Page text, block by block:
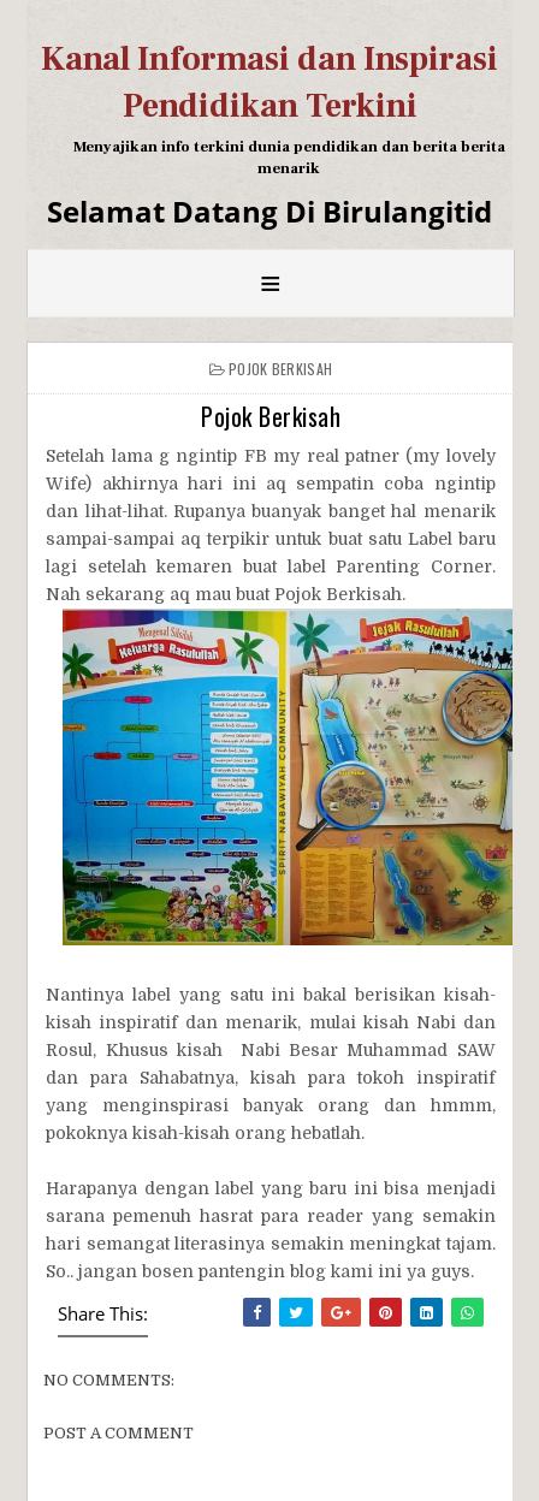
Kanal Informasi dan Inspirasi
Pendidikan Terkini
Menyajikan info terkini dunia pendidikan dan berita berita
menarik
Selamat Datang Di Birulangitid
≡
POJOK BERKISAH
Pojok Berkisah
Setelah lama g ngintip FB my real patner (my lovely
Wife) akhirnya hari ini aq sempatin coba ngintip
dan lihat-lihat. Rupanya buanyak banget hal menarik
sampai-sampai aq terpikir untuk buat satu Label baru
lagi setelah kemaren buat label Parenting Corner.
Nah sekarang aq mau buat Pojok Berkisah.
Nantinya label yang satu ini bakal berisikan kisah-
kisah inspiratif dan menarik, mulai kisah Nabi dan
Rosul, Khusus kisah Nabi Besar Muhammad SAW
dan para Sahabatnya, kisah para tokoh inspiratif
yang menginspirasi banyak orang dan hmmm,
pokoknya kisah-kisah orang hebatlah.
Harapanya dengan label yang baru ini bisa menjadi
sarana pemenuh hasrat para reader yang semakin
hari semangat literasinya semakin meningkat tajam.
So.. jangan bosen pantengin blog kami ini ya guys.
Share This:
NO COMMENTS:
POST A COMMENT